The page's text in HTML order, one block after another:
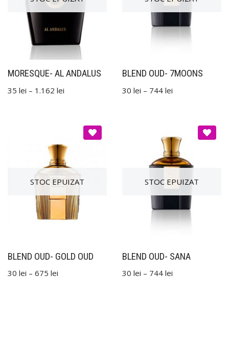
MORESQUE- AL ANDALUS
35 lei – 1.162 lei
BLEND OUD- 7MOONS
30 lei – 744 lei
BLEND OUD- GOLD OUD
30 lei – 675 lei
BLEND OUD- SANA
30 lei – 744 lei